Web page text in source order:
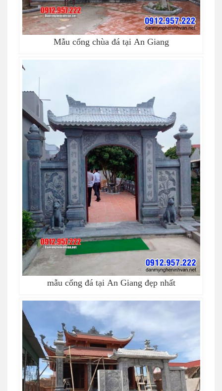
Mẫu cổng chùa đá tại An Giang
mẫu cổng đá tại An Giang đẹp nhất